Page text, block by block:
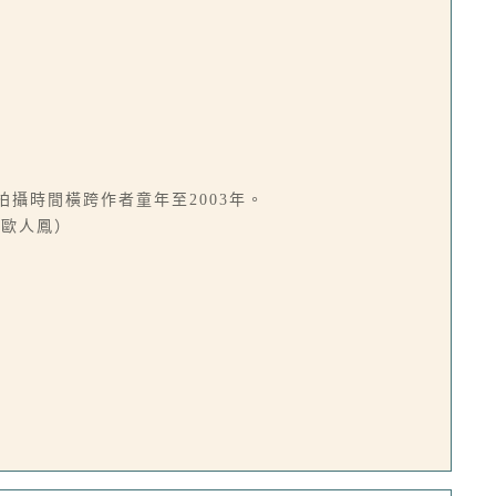
時間橫跨作者童年至2003年。
人鳳）